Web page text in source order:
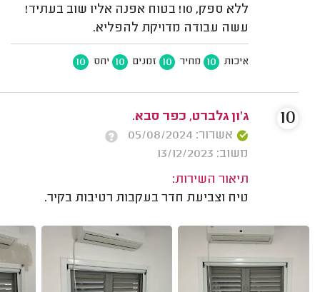
ללא ספק, 10! בטוח אפנה אליו שוב בעתיד!
עשה עבודה מדויקת להפליא.
איכות 10 מחיר 10 זמנים 10 יחס 10
ג'ון גלברט, כפר סבא.
אשרור: 05/08/2024
משוב: 13/12/2023
תיאור השירות:
טיח וצביעת חדר בעקבות רטיבות בקיר.
10